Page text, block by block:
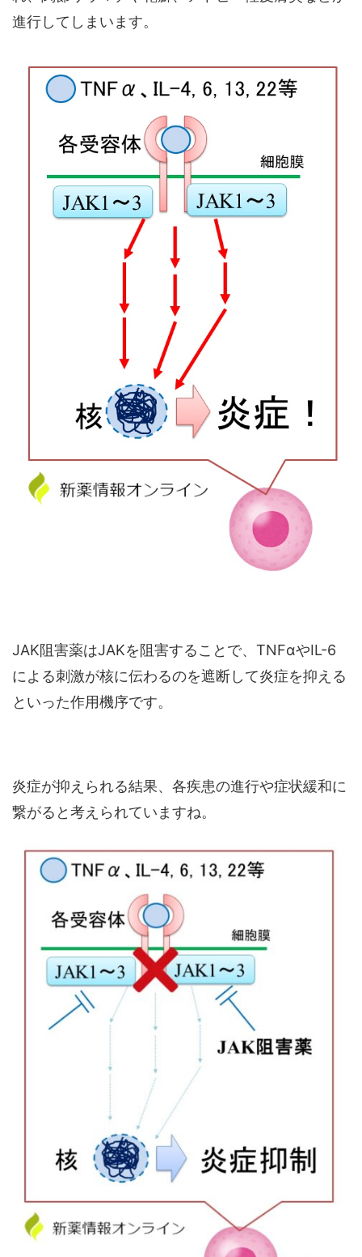
進行してしまいます。
JAK阻害薬はJAKを阻害することで、TNFαやIL-6
による刺激が核に伝わるのを遮断して炎症を抑える
といった作用機序です。
炎症が抑えられる結果、各疾患の進行や症状緩和に
繋がると考えられていますね。